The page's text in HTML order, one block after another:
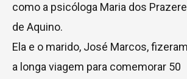
como a psicóloga Maria dos
de Aquino.
Ela e o marido, José Marcos, fizeram
a longa viagem para comemorar 50